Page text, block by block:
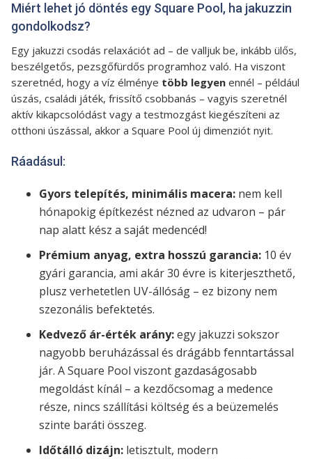
Miért lehet jó döntés egy Square Pool, ha jakuzzin
gondolkodsz?
Egy jakuzzi csodás relaxációt ad – de valljuk be, inkább ülős,
beszélgetős, pezsgőfürdős programhoz való. Ha viszont
szeretnéd, hogy a víz élménye több legyen ennél – például
úszás, családi játék, frissítő csobbanás – vagyis szeretnél
aktív kikapcsolódást vagy a testmozgást kiegészíteni az
otthoni úszással, akkor a Square Pool új dimenziót nyit.
Ráadásul:
Gyors telepítés, minimális macera: nem kell
hónapokig építkezést nézned az udvaron – pár
nap alatt kész a saját medencéd!
Prémium anyag, extra hosszú garancia: 10 év
gyári garancia, ami akár 30 évre is kiterjeszthető,
plusz verhetetlen UV-állóság – ez bizony nem
szezonális befektetés.
Kedvező ár-érték arány:egy jakuzzi sokszor
nagyobb beruházással és drágább fenntartással
jár. A Square Pool viszont gazdaságosabb
megoldást kínál – a kezdőcsomag a medence
része, nincs szállítási költség és a beüzemelés
szinte baráti összeg.
Időtálló dizájn: letisztult, modern